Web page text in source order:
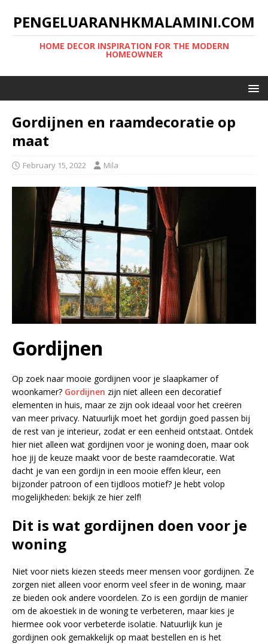
PENGELUARANHKMALAMINI.COM
HOME DECOR INSPIRATION FOR THE MODERN
HOMEOWNER
Gordijnen en raamdecoratie op
maat
February 15, 2022 Mila
Gordijnen
Op zoek naar mooie gordijnen voor je slaapkamer of
woonkamer? Gordijnen zijn niet alleen een decoratief
elementen in huis, maar ze zijn ook ideaal voor het creëren
van meer privacy. Natuurlijk moet het gordijn goed passen bij
de rest van je interieur, zodat er een eenheid ontstaat. Ontdek
hier niet alleen wat gordijnen voor je woning doen, maar ook
hoe jij de keuze maakt voor de beste raamdecoratie. Wat
dacht je van een gordijn in een mooie effen kleur, een
bijzonder patroon of een tijdloos motief? Je hebt volop
mogelijkheden: bekijk ze hier zelf!
Dit is wat gordijnen doen voor je
woning
Niet voor niets kiezen steeds meer mensen voor gordijnen. Ze
zorgen niet alleen voor enorm veel sfeer in de woning, maar
ze bieden ook andere voordelen. Zo is een gordijn de manier
om de akoestiek in de woning te verbeteren, maar kies je
hiermee ook voor verbeterde isolatie. Natuurlijk kun je
gordijnen ook gemakkelijk op maat bestellen en is het